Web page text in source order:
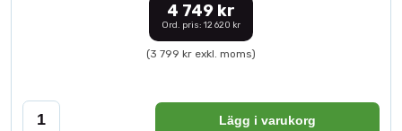
4 749 kr
Ord. pris: 12 620 kr
(3 799 kr exkl. moms)
Lägg i varukorg